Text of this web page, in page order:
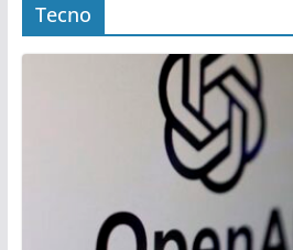
Tecno